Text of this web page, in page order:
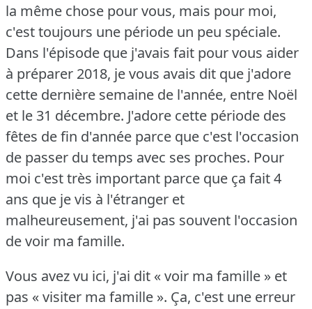
la même chose pour vous, mais pour moi,
c'est toujours une période un peu spéciale.
Dans l'épisode que j'avais fait pour vous aider
à préparer 2018, je vous avais dit que j'adore
cette dernière semaine de l'année, entre Noël
et le 31 décembre. J'adore cette période des
fêtes de fin d'année parce que c'est l'occasion
de passer du temps avec ses proches. Pour
moi c'est très important parce que ça fait 4
ans que je vis à l'étranger et
malheureusement, j'ai pas souvent l'occasion
de voir ma famille.
Vous avez vu ici, j'ai dit « voir ma famille » et
pas « visiter ma famille ». Ça, c'est une erreur